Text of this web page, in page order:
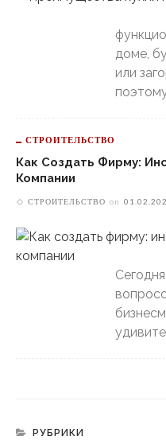
доме,
или
СТРОИТЕЛЬСТВО
Как Создать Фирму:
Компании
СТРОИТЕЛЬСТВО on
РУБРИКИ